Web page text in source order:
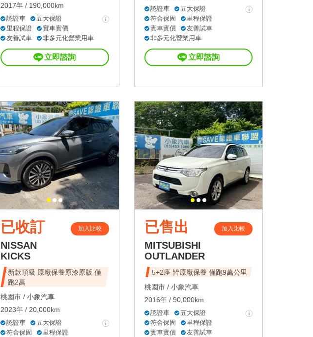
2017年 / 190,000km
認證車
五大保證
里程保證
實車實價
友善試車
非多元化營業用車
立即諮詢
認證車
五大保證
符合保固
里程保證
實車實價
友善試車
非多元化營業用車
立即諮詢
已收訂 加入比較
NISSAN
KICKS
新款頂級 原廠保養原漆原版 僅
跑2萬
桃園市 / 小象汽車
2023年 / 20,000km
認證車
五大保證
符合保固
里程保證
已售出 加入比較
MITSUBISHI
OUTLANDER
5+2座 皆原廠保養 僅跑9萬公里
桃園市 / 小象汽車
2016年 / 90,000km
認證車
五大保證
符合保固
里程保證
實車實價
友善試車